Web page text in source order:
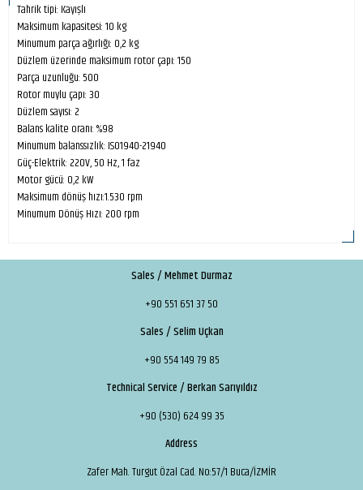
Tahrik tipi: Kayışlı
Maksimum kapasitesi: 10 kg
Minumum parça ağırlığı: 0,2 kg
Düzlem üzerinde maksimum rotor çapı: 150
Parça uzunluğu: 500
Rotor muylu çapı: 30
Düzlem sayısı: 2
Balans kalite oranı: %98
Minumum balanssızlık: ISO1940-21940
Güç-Elektrik: 220V, 50 Hz, 1 faz
Motor gücü: 0,2 kW
Maksimum dönüş hızı:1.530 rpm
Minumum Dönüş Hızı: 200 rpm
Sales / Mehmet Durmaz
+90 551 651 37 50
Sales / Selim Uçkan
+90 554 149 79 85
Technical Service / Berkan Sarıyıldız
+90 (530) 624 99 35
Address
Zafer Mah. Turgut Özal Cad. No:57/1 Buca/İZMİR